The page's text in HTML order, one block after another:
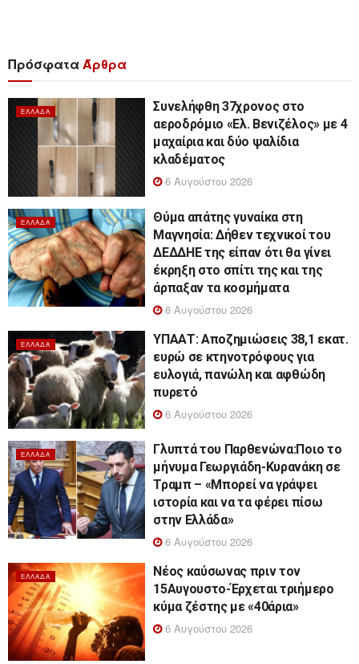
ΠρόσφαταΆρθρα
ΕΛΛΆΔΑ
Συνελήφθη 37χρονος στο
αεροδρόμιο «Ελ. Βενιζέλος» με 4
μαχαίρια και δύο ψαλίδια
κλαδέματος
6 Αυγούστου 2026
ΕΛΛΆΔΑ
Θύμα απάτης γυναίκα στη
Μαγνησία: Δήθεν τεχνικοί του
ΔΕΔΔΗΕ της είπαν ότι θα γίνει
έκρηξη στο σπίτι της και της
άρπαξαν τα κοσμήματα
6 Αυγούστου 2026
ΕΛΛΆΔΑ
ΥΠΑΑΤ: Αποζημιώσεις 38,1 εκατ.
ευρώ σε κτηνοτρόφους για
ευλογιά, πανώλη και αφθώδη
πυρετό
6 Αυγούστου 2026
ΕΛΛΆΔΑ
Γλυπτά του Παρθενώνα:Ποιο το
μήνυμα Γεωργιάδη-Κυρανάκη σε
Τραμπ – «Μπορεί να γράψει
ιστορία και να τα φέρει πίσω
στην Ελλάδα»
6 Αυγούστου 2026
ΕΛΛΆΔΑ
Νέος καύσωνας πριν τον
15Αυγουστο-Έρχεται τριήμερο
κύμα ζέστης με «40άρια»
6 Αυγούστου 2026